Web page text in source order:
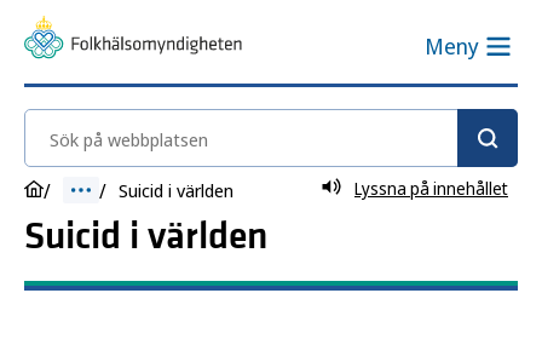
Meny
Sök på webbplatsen
Suicid i världen Lyssna på innehållet
Suicid i världen